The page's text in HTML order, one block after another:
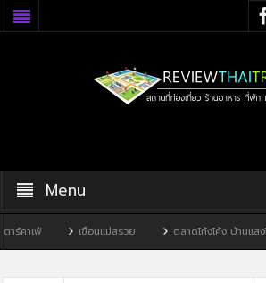
Menu
คาเฟ่ เขื่อนแม่สรวย ตลาดโก้งโค้ง บ้านแสงโสม